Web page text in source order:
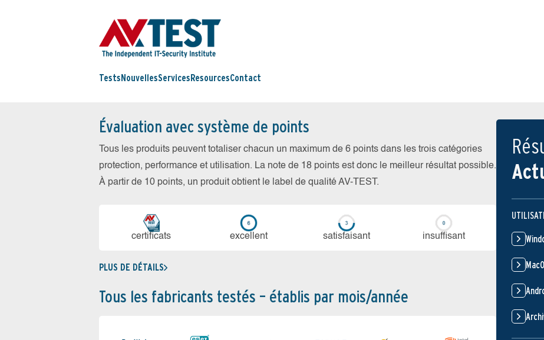
Tests NouvellesServices ResourcesContact
Évaluation avec système de points
Tous les produits peuvent totaliser chacun un maximum de 6 points dans les trois catégories
protection, performance et utilisation. La note de 18 points est donc le meilleur résultat possible.
À partir de 10 points, un produit obtient le label de qualité AV-TEST.
certi­ficats ex­cellent sa­tis­fai­sant in­suf­fi­sant
PLUS DE DÉTAILS
Tous les fabricants testés – établis par mois/année